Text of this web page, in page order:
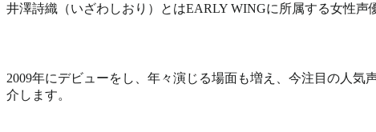
井澤詩織（いざわしおり）とはEARLY WINGに所属する女性声
2009年にデビューをし、年々演じる場面も増え、 今注目の人気
介します。